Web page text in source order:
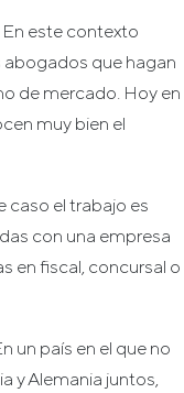
este contexto
abogados que hagan
de mercado. Hoy en
muy bien el
caso el trabajo es
con una empresa
en fiscal, concursal o
un país en el que no
y Alemania juntos,